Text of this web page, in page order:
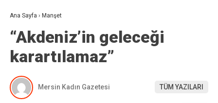
Ana Sayfa › Manşet
“Akdeniz’in geleceği
karartılamaz”
Mersin Kadın Gazetesi TÜM YAZILARI